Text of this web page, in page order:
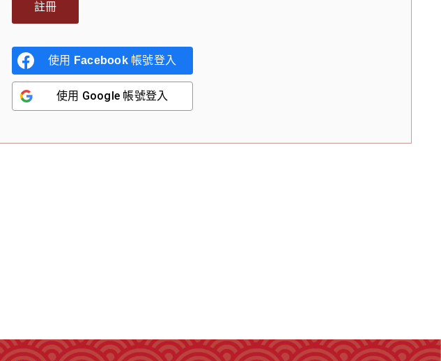
註冊
使用 Facebook帳號登入
使用 Google 帳號登入